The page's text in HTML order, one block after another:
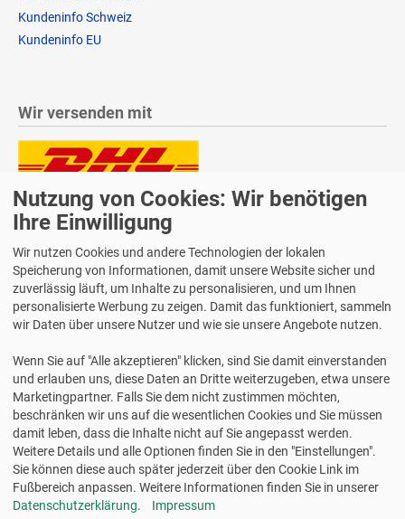
Kundeninfo Schweiz
Kundeninfo EU
Wir versenden mit
Lieferung auch an Packstationen und Postfilialen
Samstagszustellung
Bequeme Zahlung über Paypal
2 Jahre Gewährleistung
Alle Texte, Grafiken, Bilder und das Layout sind urheberrechtlich
geschützt und dürfen nicht ohne ausdrückliche, schriftliche
Erlaubnis weiterverwendet werden.
© 2026 bits&paper GmbH - Avery Zweckform Fachshop - Avery
Zweckform ETICOLD.DE Lebensmitteletiketten "Tiefgefroren"
Nutzung von Cookies: Wir benötigen
Ihre Einwilligung
Wir nutzen Cookies und andere Technologien der lokalen
Speicherung von Informationen, damit unsere Website sicher und
zuverlässig läuft, um Inhalte zu personalisieren, und um Ihnen
personalisierte Werbung zu zeigen. Damit das funktioniert, sammeln
wir Daten über unsere Nutzer und wie sie unsere Angebote nutzen.
Wenn Sie auf "Alle akzeptieren" klicken, sind Sie damit einverstanden
und erlauben uns, diese Daten an Dritte weiterzugeben, etwa unsere
Marketingpartner. Falls Sie dem nicht zustimmen möchten,
beschränken wir uns auf die wesentlichen Cookies und Sie müssen
damit leben, dass die Inhalte nicht auf Sie angepasst werden.
Weitere Details und alle Optionen finden Sie in den "Einstellungen".
Sie können diese auch später jederzeit über den Cookie Link im
Fußbereich anpassen. Weitere Informationen finden Sie in unserer
Datenschutzerklärung. Impressum